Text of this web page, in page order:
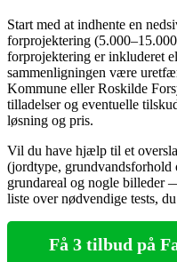
Start med at indhente en
forprojektering
forprojektering er inkluderet
sammenligningen være
Kommune eller Roskilde
tilladelser og eventuelle
løsning og pris.
Vil du have hjælp til et
(jordtype,
grundareal og nogle billeder
liste over nødvendige tests,
Få 3 tilbud på